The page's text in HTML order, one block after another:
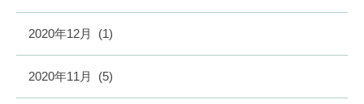
2020年12月 (1)
2020年11月 (5)